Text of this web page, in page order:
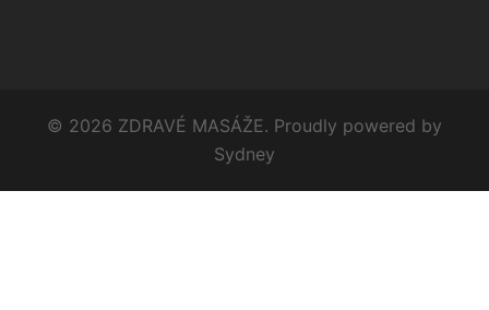
© 2026 ZDRAVÉ MASÁŽE. Proudly powered by
Sydney